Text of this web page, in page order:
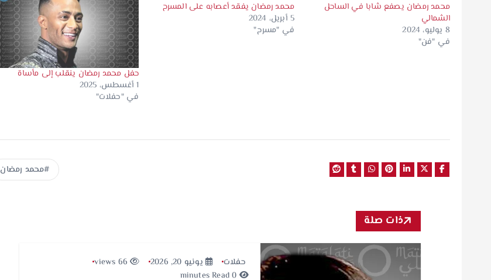
محمد رمضان يصفع شابا في الساحل
الشمالي
8 يوليو، 2024
في "فن"
محمد رمضان يفقد أعصابه على المسرح
5 أبريل، 2024
في "مسرح"
حفل محمد رمضان ينقلب إلى مأساة
1 أغسطس، 2025
في "حفلات"
محمد رمضان
ذات صلة
حفلات يونيو 20, 2026
66 views